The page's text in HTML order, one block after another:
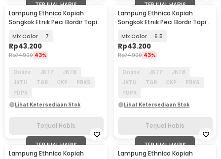
TERJUAL HABIS
Lampung Ethnica Kopiah
Songkok Etnik Peci Bordir Tapis
Mix Color 7
Rp43.200
Rp74.900 43%
Online JKTP
JKTB
JKTU
TGR CKP
PBKS
PDPK
Lihat Ketersediaan Stok
Terjual Habis
TERJUAL HABIS
Lampung Ethnica Kopiah
Songkok Etnik Peci Bordir Tapis
Mix Color 6.5
Rp43.200
Rp74.900 43%
Online JKTP
JKTB
JKTU
TGR CKP
PBKS
PDPK
Lihat Ketersediaan Stok
Terjual Habis
TERJUAL HABIS
Lampung Ethnica Kopiah
TERJUAL HABIS
Lampung Ethnica Kopiah